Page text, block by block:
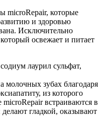
microRepair, которые
и здоровью
Исключительно
освежает и питает
лаурил сульфат,
молочных зубах благодаря
из которого
microRepair встраиваются в
гладкой, оказывают